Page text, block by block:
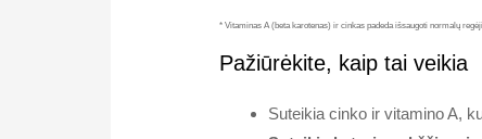
* Vitaminas A (beta karotenas) ir cinkas padeda išsaugoti normalų
Pažiūrėkite, kaip tai veikia
Suteikia cinko ir vitamino A,